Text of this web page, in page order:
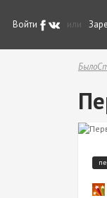
Войти или